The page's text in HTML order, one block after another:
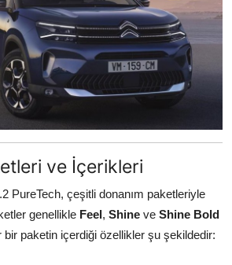
ve İçerikleri
PureTech, çeşitli donanım paketleriyle
genellikle Feel, Shine ve Shine Bold
bir paketin içerdiği özellikler şu şekildedir: